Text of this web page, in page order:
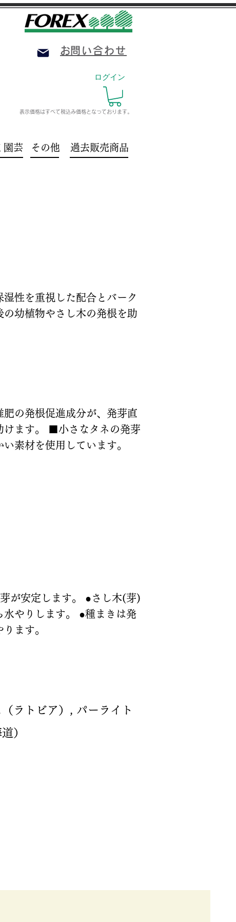
​お問い合わせ
ログイン
表示価格はすべて税込み価格となっております。
園芸 その他 過去販売商品
性を重視した配合とバーク
幼植物やさし木の発根を助
の発根促進成分が、発芽直
けます。 ■小さなタネの発芽
素材を使用しています。
が安定します。 ●さし木(芽)
水やりします。 ●種まきは発
ます。
ラトビア）, パーライト
）